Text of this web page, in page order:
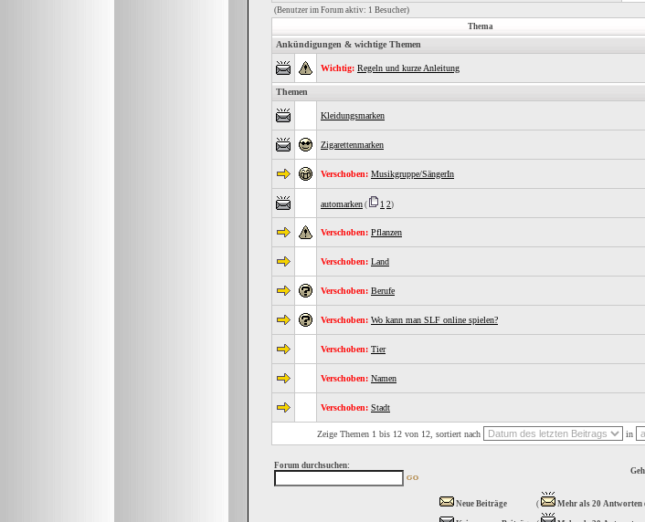
(Benutzer im Forum aktiv: 1 Besucher)
Thema
Ankündigungen & wichtige Themen
Wichtig: Regeln und kurze Anleitung
Themen
Kleidungsmarken
Zigarettenmarken
Verschoben: Musikgruppe/SängerIn
automarken ( 1 2)
Verschoben: Pflanzen
Verschoben: Land
Verschoben: Berufe
Verschoben: Wo kann man SLF online spielen?
Verschoben: Tier
Verschoben: Namen
Verschoben: Stadt
Zeige Themen 1 bis 12 von 12, sortiert nach in
Forum durchsuchen:
Neue Beiträge ( Mehr als 20 Antworten